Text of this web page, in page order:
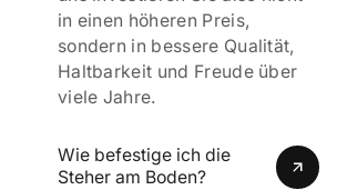
in einen höheren Preis,
sondern in bessere Qualität,
Haltbarkeit und Freude über
viele Jahre.
Wie befestige ich die
Steher am Boden?